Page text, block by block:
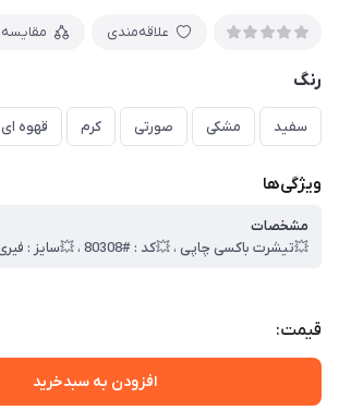
علاقه‌مندی مقایسه
رنگ
سفید مشکی صورتی کرم قهوه ای
ویژگی‌ها
مشخصات
قیمت:
افزودن به سبدخرید